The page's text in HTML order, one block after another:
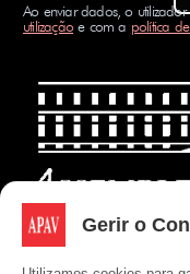
Gerir o
Ao enviar dados, o
utilizaçãoe com a política